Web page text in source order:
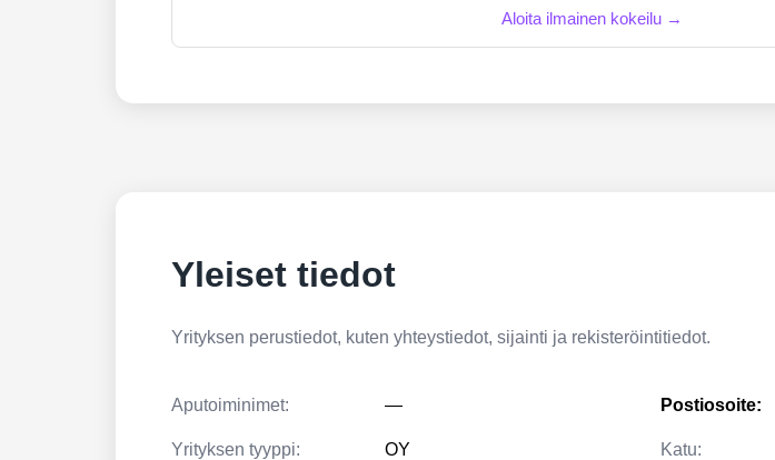
Aloita ilmainen kokeilu →
Yleiset tiedot
Yrityksen perustiedot, kuten yhteystiedot, sijainti ja rekisteröintitiedot.
Aputoiminimet: —
Yrityksen tyyppi: OY
Postiosoite:
Katu: